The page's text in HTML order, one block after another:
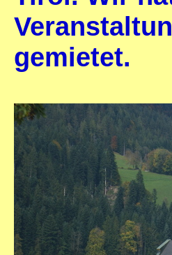
gemietet.